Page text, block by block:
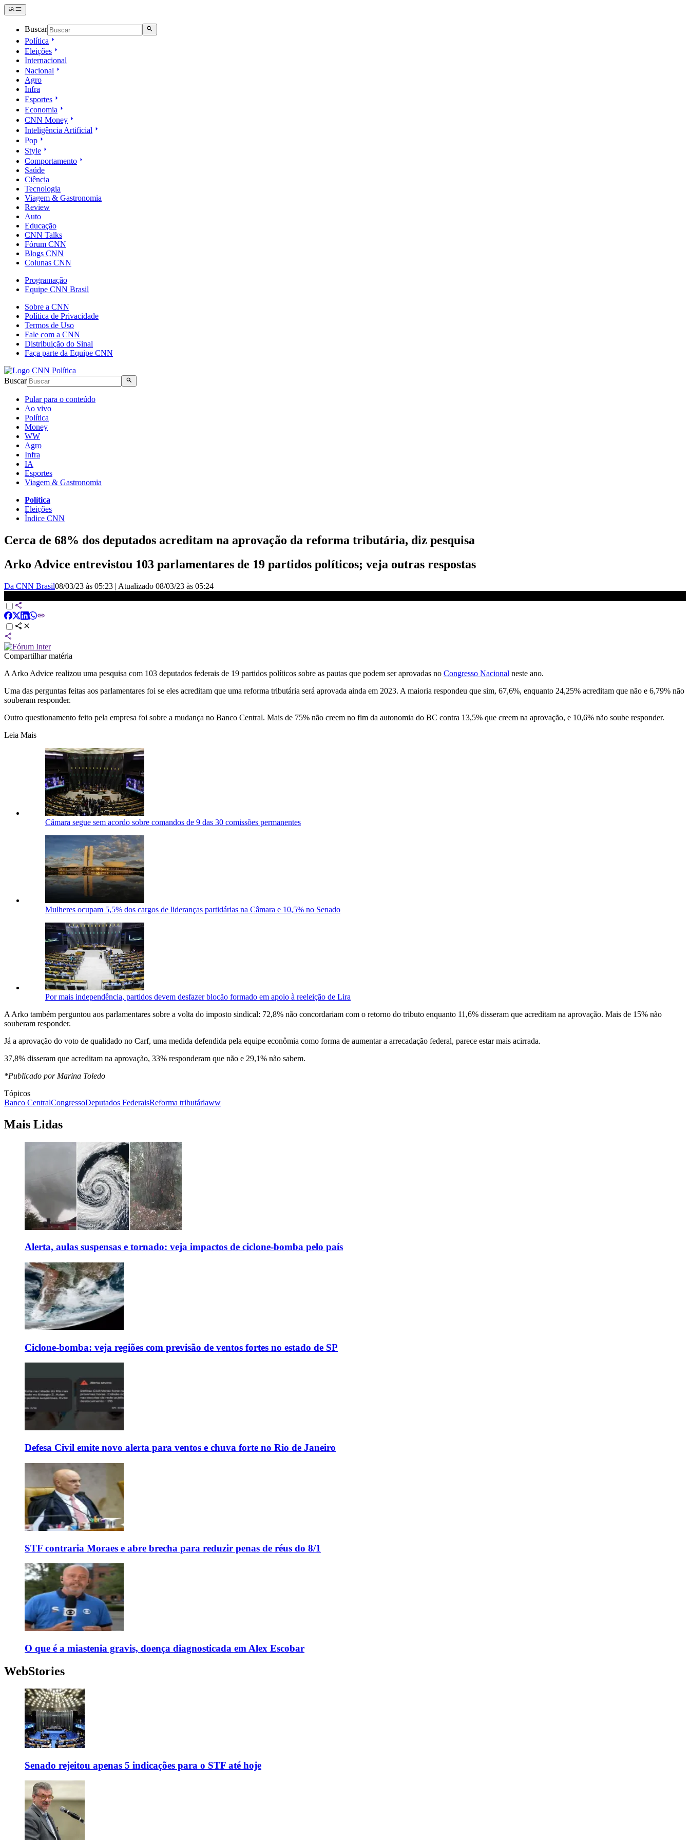
Buscar
Política
Eleições
Internacional
Nacional
Agro
Infra
Esportes
Economia
CNN Money
Inteligência Artificial
Pop
Style
Comportamento
Saúde
Ciência
Tecnologia
Viagem & Gastronomia
Review
Auto
Educação
CNN Talks
Fórum CNN
Blogs CNN
Colunas CNN
Programação
Equipe CNN Brasil
Sobre a CNN
Política de Privacidade
Termos de Uso
Fale com a CNN
Distribuição do Sinal
Faça parte da Equipe CNN
Buscar
Pular para o conteúdo
Ao vivo
Política
Money
WW
Agro
Infra
IA
Esportes
Viagem & Gastronomia
Política
Eleições
Índice CNN
Cerca de 68% dos deputados acreditam na aprovação da reforma tributária, diz pesquisa
Arko Advice entrevistou 103 parlamentares de 19 partidos políticos; veja outras respostas
Da CNN Brasil08/03/23 às 05:23 | Atualizado 08/03/23 às 05:24
Compartilhar matéria
A Arko Advice realizou uma pesquisa com 103 deputados federais de 19 partidos políticos sobre as pautas que podem ser aprovadas no Congresso Nacional neste ano.
Uma das perguntas feitas aos parlamentares foi se eles acreditam que uma reforma tributária será aprovada ainda em 2023. A maioria respondeu que sim, 67,6%, enquanto 24,25% acreditam que não e 6,79% não
souberam responder.
Outro questionamento feito pela empresa foi sobre a mudança no Banco Central. Mais de 75% não creem no fim da autonomia do BC contra 13,5% que creem na aprovação, e 10,6% não soube responder.
Leia Mais
Câmara segue sem acordo sobre comandos de 9 das 30 comissões permanentes
Mulheres ocupam 5,5% dos cargos de lideranças partidárias na Câmara e 10,5% no Senado
Por mais independência, partidos devem desfazer blocão formado em apoio à reeleição de Lira
A Arko também perguntou aos parlamentares sobre a volta do imposto sindical: 72,8% não concordariam com o retorno do tributo enquanto 11,6% disseram que acreditam na aprovação. Mais de 15% não
souberam responder.
Já a aprovação do voto de qualidado no Carf, uma medida defendida pela equipe econômia como forma de aumentar a arrecadação federal, parece estar mais acirrada.
37,8% disseram que acreditam na aprovação, 33% responderam que não e 29,1% não sabem.
*Publicado por Marina Toledo
Tópicos
Banco CentralCongressoDeputados FederaisReforma tributáriaww
Mais Lidas
Alerta, aulas suspensas e tornado: veja impactos de ciclone-bomba pelo país
Ciclone-bomba: veja regiões com previsão de ventos fortes no estado de SP
Defesa Civil emite novo alerta para ventos e chuva forte no Rio de Janeiro
STF contraria Moraes e abre brecha para reduzir penas de réus do 8/1
O que é a miastenia gravis, doença diagnosticada em Alex Escobar
WebStories
Senado rejeitou apenas 5 indicações para o STF até hoje